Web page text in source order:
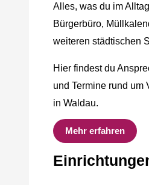
Alles, was du im
Bürgerbüro,
weiteren städtischen
Hier findest du
und Termine rund um
in Waldau.
Mehr erfahren